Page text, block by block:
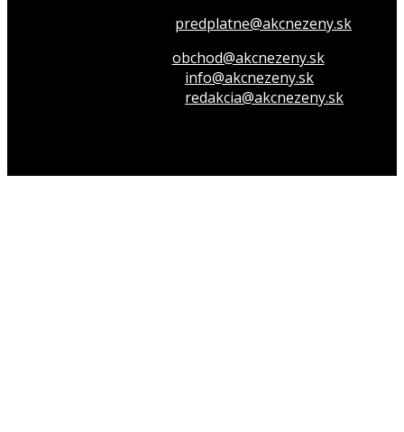
predplatne@akcnezeny.sk
obchod@akcnezeny.sk
info@akcnezeny.sk
redakcia@akcnezeny.sk